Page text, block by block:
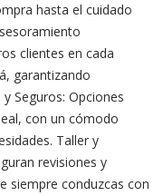
hasta el cuidado
clientes en cada
garantizando
Seguros: Opciones
con un cómodo
Taller y
revisiones y
siempre conduzcas con